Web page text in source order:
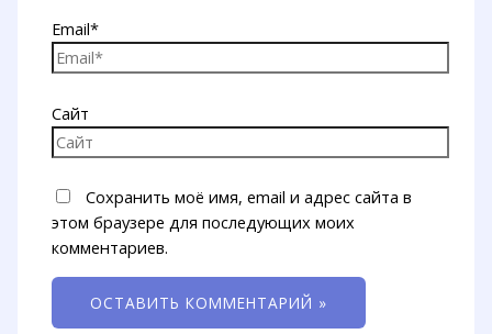
Email*
Сайт
Сохранить моё имя, email и адрес сайта в
этом браузере для последующих моих
комментариев.